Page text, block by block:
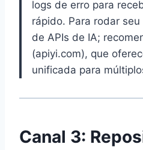
logs de erro para
rápido. Para rodar
de APIs de IA;
(apiyi.com), que
unificada para
Canal 3: